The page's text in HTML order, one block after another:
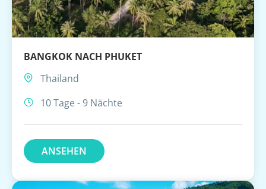
BANGKOK NACH PHUKET
Thailand
10 Tage - 9 Nächte
ANSEHEN